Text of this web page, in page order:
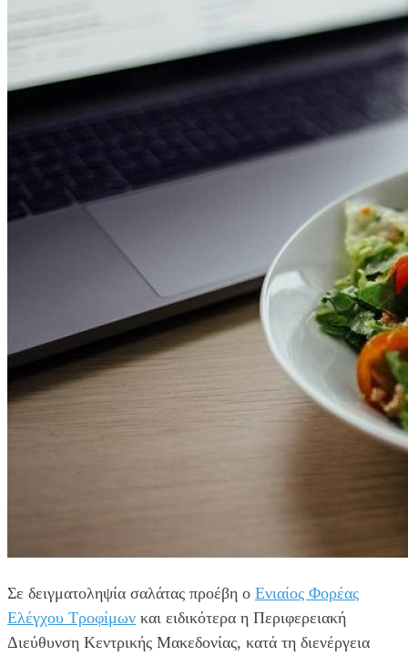
Σε δειγματοληψία σαλάτας προέβη ο Ενιαίος Φορέας
Ελέγχου Τροφίμων και ειδικότερα η Περιφερειακή
Διεύθυνση Κεντρικής Μακεδονίας, κατά τη διενέργεια